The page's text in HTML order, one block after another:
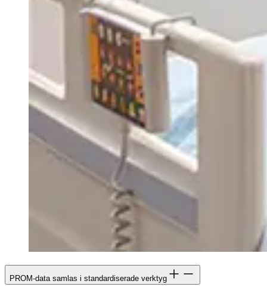
PROM-data samlas i standardiserade verktyg